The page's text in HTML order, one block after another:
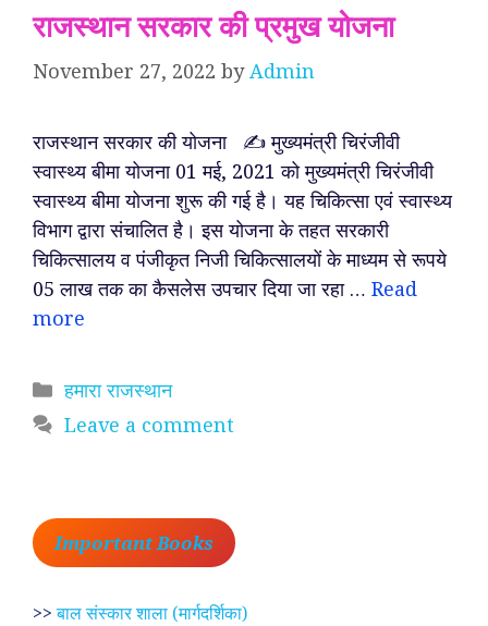
राजस्थान सरकार की प्रमुख योजना
November 27, 2022 byAdmin
राजस्थान सरकार की योजना ✍️ मुख्यमंत्री चिरंजीवी
स्वास्थ्य बीमा योजना 01 मई, 2021 को मुख्यमंत्री चिरंजीवी
स्वास्थ्य बीमा योजना शुरू की गई है। यह चिकित्सा एवं स्वास्थ्य
विभाग द्वारा संचालित है। इस योजना के तहत सरकारी
चिकित्सालय व पंजीकृत निजी चिकित्सालयों के माध्यम से रूपये
05 लाख तक का कैसलेस उपचार दिया जा रहा … Read
more
Categories
हमारा राजस्थान
Leave a comment
Important Books
>>बाल संस्कार शाला (मार्गदर्शिका)